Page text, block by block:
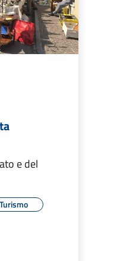
e del
Turismo